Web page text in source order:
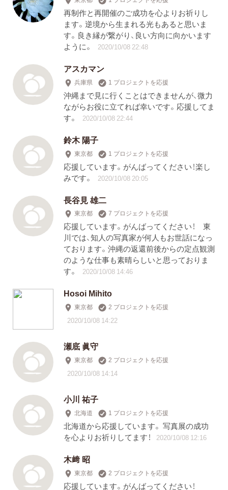
再制作と再開催のご成功を心よりお祈りし
ます。逆境から生まれる光もあると思いま
す。良き縁が繋がり、良い方向に向かいます
ように。
2020/10/08 22:48
アスカマン
兵庫県 1 プロジェクトを応援
沖縄まで見に行くことはできませんが、微力
ながらお役に立てれば幸いです。応援してま
す。
2020/10/08 22:44
鈴木 陽子
東京都 1 プロジェクトを応援
応援しています。がんばってください！楽し
みです。
2020/10/08 20:05
長谷見 雄二
東京都 7 プロジェクトを応援
応援しています。がんばってください！ 東
川では、知人の写真家が何人もお世話になっ
ております。沖縄の返還前後からの定点観測
のような仕事も素晴らしいと思っておりま
す。
2020/10/08 14:46
Hosoi Mihito
東京都 2 プロジェクトを応援
2020/10/08 14:22
瀬底 眞守
東京都 2 プロジェクトを応援
2020/10/08 14:14
小川 祐子
北海道 1 プロジェクトを応援
北海道から応援しています。 写真展の成功
を心よりお祈りしてます！
2020/10/08 12:16
木﨑 昭
東京都 2 プロジェクトを応援
応援しています。がんばってください！